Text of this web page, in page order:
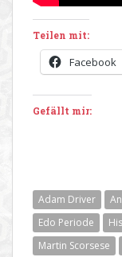
Teilen mit:
Facebook
Gefällt mir:
Adam Driver
Edo Periode
Martin Scorsese